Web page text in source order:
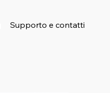
Supporto e contatti